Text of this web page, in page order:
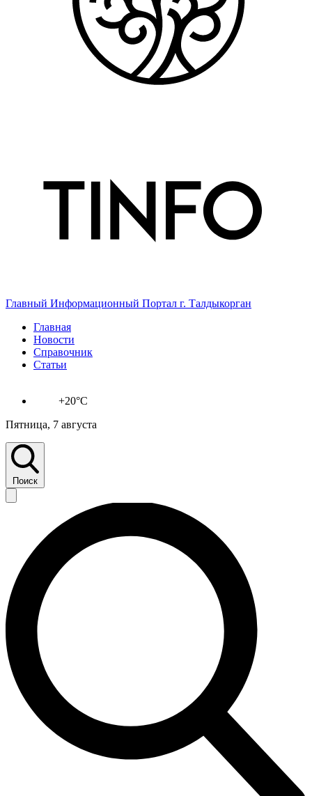
Главный Информационный Портал г. Талдыкорган
Главная
Новости
Справочник
Статьи
+20°C
Пятница, 7 августа
Поиск